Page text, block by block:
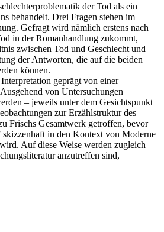
der Tod als ein
behandelt. Drei Fragen stehen im
Gefragt wird nämlich erstens nach
in der Romanhandlung zukommt,
zwischen Tod und Geschlecht und
der Antworten, die auf die beiden
können.
geprägt von einer
von Untersuchungen
– jeweils unter dem Gesichtspunkt
zur Erzählstruktur des
Frischs Gesamtwerk getroffen, bevor
skizzenhaft in den Kontext von Moderne
Auf diese Weise werden zugleich
anzutreffen sind,